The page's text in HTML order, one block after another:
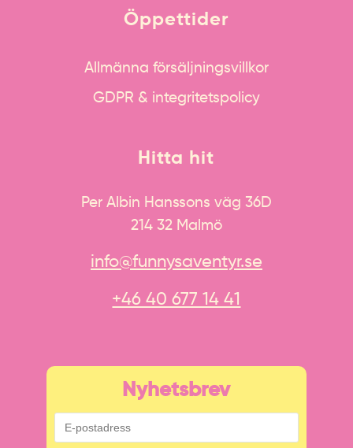
Öppettider
Allmänna försäljningsvillkor
GDPR & integritetspolicy
Hitta hit
Per Albin Hanssons väg 36D
214 32 Malmö
info@funnysaventyr.se
+46 40 677 14 41
Nyhetsbrev